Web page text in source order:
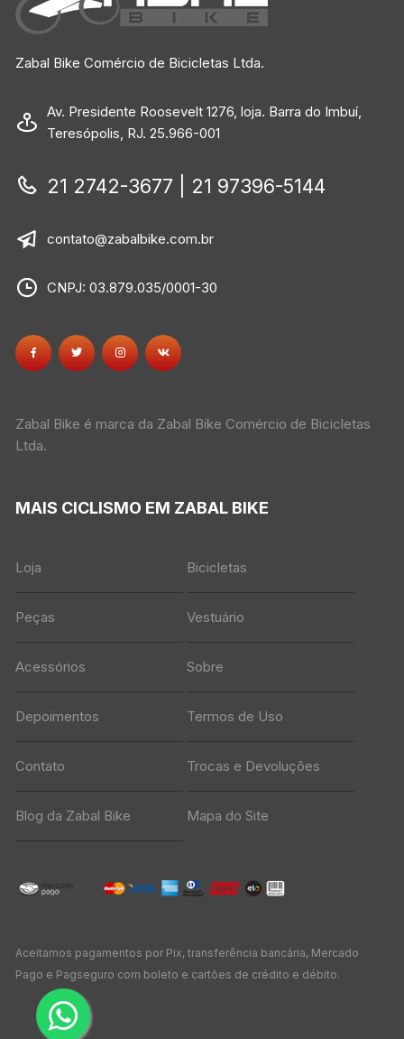
Zabal Bike Comércio de Bicicletas Ltda.
Av. Presidente Roosevelt 1276, loja. Barra do Imbuí,
Teresópolis, RJ. 25.966-001
21 2742-3677 | 21 97396-5144
contato@zabalbike.com.br
CNPJ: 03.879.035/0001-30
Zabal Bike é marca da Zabal Bike Comércio de Bicicletas
Ltda.
MAIS CICLISMO EM ZABAL BIKE
Loja Bicicletas
Peças Vestuário
Acessórios Sobre
Depoimentos Termos de Uso
Contato Trocas e Devoluções
Blog da Zabal Bike Mapa do Site
Aceitamos pagamentos por Pix, transferência bancária, Mercado
Pago e Pagseguro com boleto e cartões de crédito e débito.